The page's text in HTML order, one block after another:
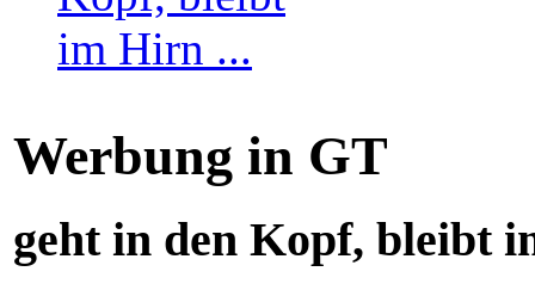
Werbung in GT
geht in den Kopf, bleibt